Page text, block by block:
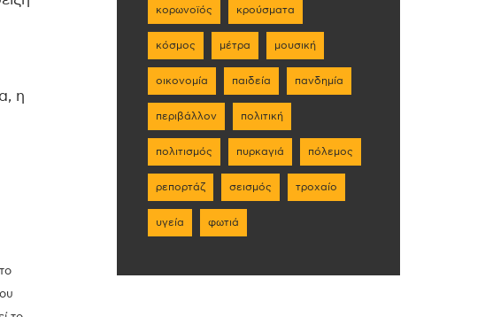
η
κορωνοϊός κρούσματα
κόσμος μέτρα μουσική
οικονομία παιδεία πανδημία
περιβάλλον πολιτική
πολιτισμός πυρκαγιά πόλεμος
ρεπορτάζ σεισμός τροχαίο
υγεία φωτιά